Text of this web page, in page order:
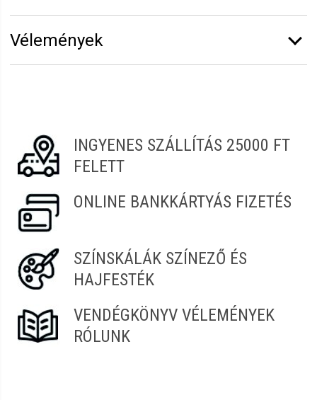
Vélemények
INGYENES SZÁLLÍTÁS 25000 FT
FELETT
ONLINE BANKKÁRTYÁS FIZETÉS
SZÍNSKÁLÁK SZÍNEZŐ ÉS
HAJFESTÉK
VENDÉGKÖNYV VÉLEMÉNYEK
RÓLUNK